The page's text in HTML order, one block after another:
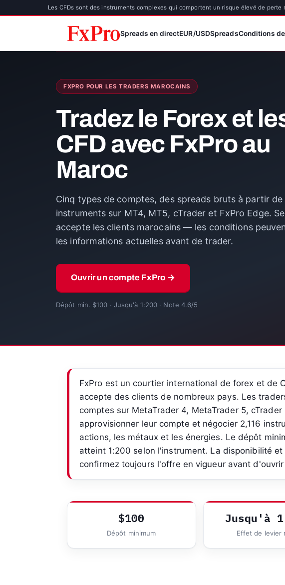
Les CFDs sont des instruments complexes qui comportent un risque élevé de
Spreads en directEUR/USDSpreadsConditions
FXPRO POUR LES TRADERS MAROCAINS
Tradez le Forex et
CFD avec FxPro au
Maroc
Cinq types de comptes, des spreads bruts à partir de
instruments sur MT4, MT5, cTrader et FxPro Edge.
accepte les clients marocains — les conditions
les informations actuelles avant de trader.
Ouvrir un compte FxPro →
Dépôt min. $100 · Jusqu'à 1:200 · Note 4.6/5
FxPro est un courtier international de forex et de
accepte des clients de nombreux pays. Les
comptes sur MetaTrader 4, MetaTrader 5,
approvisionner leur compte et négocier 2,116
actions, les métaux et les énergies. Le dépôt
atteint 1:200 selon l'instrument. La disponibilité
confirmez toujours l'offre en vigueur avant
$100
Dépôt minimum
Jusqu'à
Effet de levier